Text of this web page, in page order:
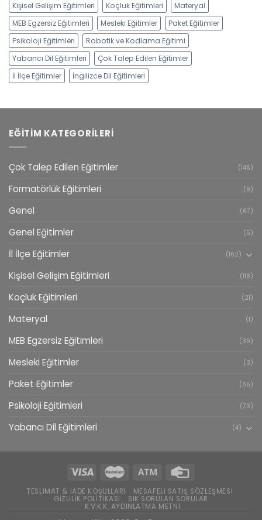
Kişisel Gelişim Eğitimleri
Koçluk Eğitimleri
Materyal
MEB Egzersiz Eğitimleri
Mesleki Eğitimler
Paket Eğitimler
Psikoloji Eğitimleri
Robotik ve Kodlama Eğitimi
Yabancı Dil Eğitimleri
Çok Talep Edilen Eğitimler
İl İlçe Eğitimler
İngilizce Dil Eğitimleri
EĞITIM KATEGORILERI
Çok Talep Edilen Eğitimler (146)
Formatörlük Eğitimleri (9)
Genel (67)
Genel Eğitimler (5)
İl İlçe Eğitimler (162)
Kişisel Gelişim Eğitimleri (118)
Koçluk Eğitimleri (21)
Materyal (1)
MEB Egzersiz Eğitimleri (39)
Mesleki Eğitimler (3)
Paket Eğitimler (65)
Psikoloji Eğitimleri (73)
Yabancı Dil Eğitimleri (4)
TESLIMAT & İADE KOŞULLARI
MESAFELI SATIŞ SÖZLEŞMESI
GIZLILIK POLITIKASI
SIK SORULAN SORULAR
K.V.K.K. AYDINLATMA METNI